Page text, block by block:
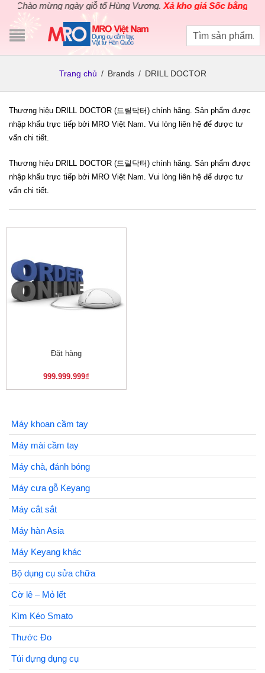
Chào mừng ngày giỗ tổ Hùng Vương.Xả kho giá Sốc bằng giá
Trang chủ / Brands / DRILL DOCTOR
Thương hiệu DRILL DOCTOR (드릴닥터) chính hãng. Sản phẩm được
nhập khẩu trực tiếp bởi MRO Việt Nam. Vui lòng liên hệ để được tư
vấn chi tiết.
Thương hiệu DRILL DOCTOR (드릴닥터) chính hãng. Sản phẩm được
nhập khẩu trực tiếp bởi MRO Việt Nam. Vui lòng liên hệ để được tư
vấn chi tiết.
Đặt hàng
999.999.999₫
Máy khoan cầm tay
Máy mài cầm tay
Máy chà, đánh bóng
Máy cưa gỗ Keyang
Máy cắt sắt
Máy hàn Asia
Máy Keyang khác
Bộ dụng cụ sửa chữa
Cờ lê – Mỏ lết
Kìm Kéo Smato
Thước Đo
Túi đựng dụng cụ